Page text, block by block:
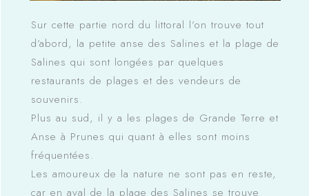
Sur cette partie nord du littoral l’on trouve tout
d’abord, la petite anse des Salines et la plage de
Salines qui sont longées par quelques
restaurants de plages et des vendeurs de
souvenirs.
Plus au sud, il y a les plages de Grande Terre et
Anse à Prunes qui quant à elles sont moins
fréquentées.
Les amoureux de la nature ne sont pas en reste,
car en aval de la plage des Salines se trouve